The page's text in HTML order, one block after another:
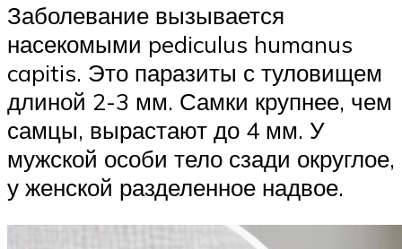
Заболевание вызывается
насекомыми pediculus humanus
capitis. Это паразиты с туловищем
длиной 2-3 мм. Самки крупнее, чем
самцы, вырастают до 4 мм. У
мужской особи тело сзади округлое,
у женской разделенное надвое.